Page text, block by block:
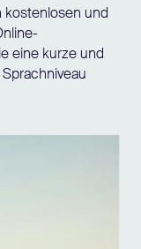
kostenlosen und
eine kurze und